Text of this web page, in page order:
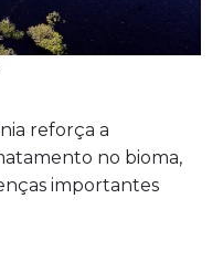
reforça a
no bioma,
importantes